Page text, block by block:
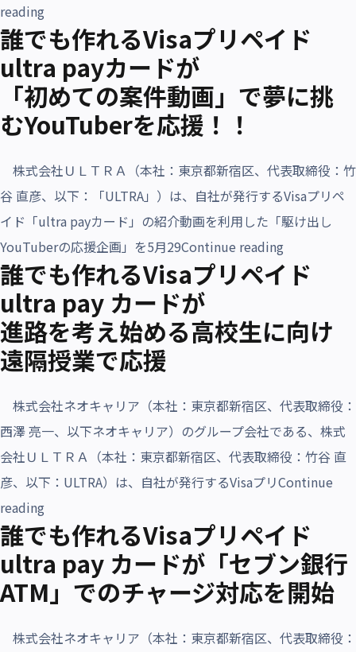
reading“SDGsと連動して生み出すHappy Spiral”
誰でも作れるVisaプリペイド
ultra payカードが
「初めての案件動画」で夢に挑
むYouTuberを応援！！
株式会社ＵＬＴＲＡ（本社：東京都新宿区、代表取締役：竹
谷 直彦、以下：「ULTRA」）は、自社が発行するVisaプリペ
イド「ultra payカード」の紹介動画を利用した「駆け出し
YouTuberの応援企画」を5月29Continue reading“誰でも作
「初めての
誰でも作れるVisaプリペイド
ultra pay カードが
進路を考え始める高校生に向け
遠隔授業で応援
株式会社ネオキャリア（本社：東京都新宿区、代表取締役：
西澤 亮一、以下ネオキャリア）のグループ会社である、株式
会社ＵＬＴＲＡ（本社：東京都新宿区、代表取締役：竹谷 直
彦、以下：ULTRA）は、自社が発行するVisaプリContinue
reading“誰でも作れるVisaプリペイド ultra pay カードが
進路を考え始める高校生に向け遠隔授業で応援”
誰でも作れるVisaプリペイド
ultra pay カードが「セブン銀⾏
ATM」でのチャージ対応を開始
株式会社ネオキャリア（本社：東京都新宿区、代表取締役：